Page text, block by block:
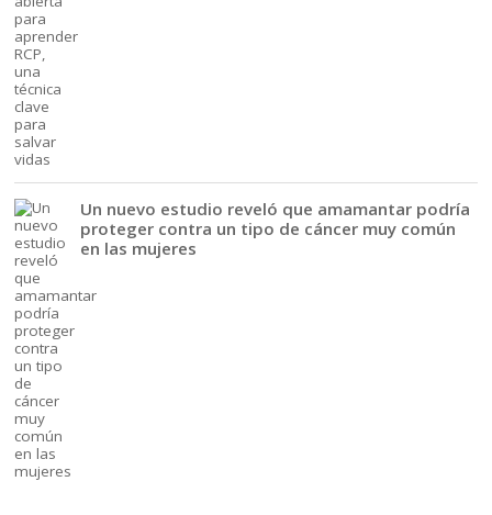
Un nuevo estudio reveló que amamantar podría
proteger contra un tipo de cáncer muy común
en las mujeres